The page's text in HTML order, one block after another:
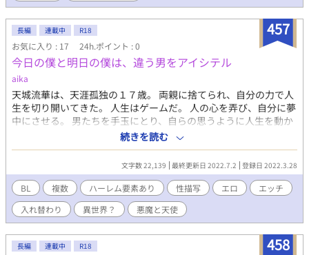
457
長編 連載中 R18
お気に入り : 17 24h.ポイント : 0
今日の僕と明日の僕は、違う男をアイシテル
aika
天城流華は、天涯孤独の１７歳。 両親に捨てられ、自分の力で人
生を切り開いてきた。 人生はゲームだ。 人の心を弄び、自分に夢
中にさせる。 男たちを手玉にとり、自らの思うように人生を動か
していた。 ある日の学校帰り。 いつもの帰り道を歩いていたはず
が、古びた洋館の廃墟に迷い込んでしまう。 廃墟の扉が開き、導
かれるように建物に足を踏み入れると、 暗闇の中に、綺麗な花の
装飾があしらわれた丸い鏡が浮かび上がった。 鏡の中に、天使の
ような少年が現れる。 どこか懐かしい雰囲気がするその美少年
は、 大きく綺麗な瞳から大粒の涙を溢していた。 彼の名は、花宮
咲羅。 汚れを知らない純粋な少年。 次の日、目が覚めると、 流華
は鏡の奥の世界にいた。 花宮咲羅として。 二人の身体が入れ替わ
り、 人生が交差する。 それぞれの世界が、思わぬ方向へと展開し
ていく・・・・ 〜〜〜〜〜〜〜〜〜〜〜〜〜 ２人の中身が入れ替
続きを読む
文字数 22,139 最終更新日 2022.7.2 登録日 2022.3.28
BL 複数 ハーレム要素あり 性描写 エロ
エッチ
入れ替わり
異世界？ 悪魔と天使
458
長編 連載中 R18